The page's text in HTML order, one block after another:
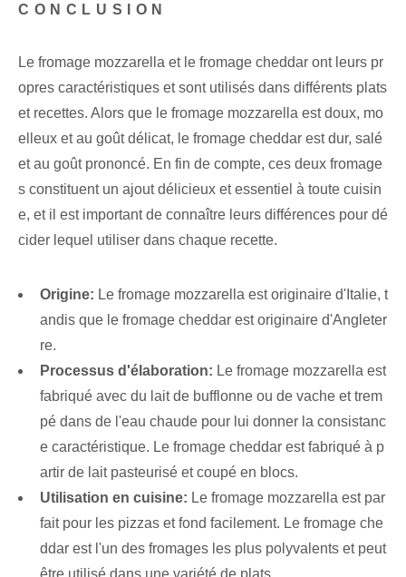
CONCLUSION
Le fromage mozzarella et le fromage cheddar ont leurs pr
opres caractéristiques et sont utilisés dans différents plats
et recettes. Alors que le fromage mozzarella est doux, mo
elleux et au goût délicat, le fromage cheddar est dur, salé
et au goût prononcé. En fin de compte, ces deux fromage
s constituent un ajout délicieux et essentiel à toute cuisin
e, et il est important de connaître leurs différences pour dé
cider lequel utiliser dans chaque recette.
Origine: Le fromage mozzarella est originaire d'Italie, t
andis que le fromage cheddar est originaire d'Angleter
re.
Processus d'élaboration: Le fromage mozzarella est
fabriqué avec du lait de bufflonne ou de vache et trem
pé dans de l'eau chaude pour lui donner la consistanc
e caractéristique. Le fromage cheddar est fabriqué à p
artir de lait pasteurisé et coupé en blocs.
Utilisation en cuisine: Le fromage mozzarella est par
fait pour les pizzas et fond facilement. Le fromage che
ddar est l'un des fromages les plus polyvalents et peut
être utilisé dans une variété de plats.